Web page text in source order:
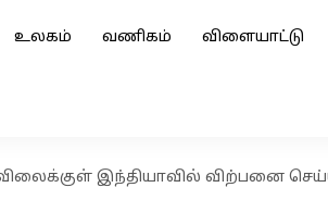
உலகம் வணிகம் விளையாட்டு
விலைக்குள் இந்தியாவில் விற்பனை